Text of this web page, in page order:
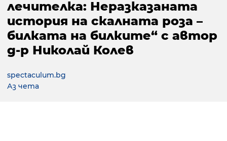
лечителка: Неразказаната
история на скалната роза –
билката на билките“ с автор
д-р Николай Колев
spectaculum.bg
Аз чета